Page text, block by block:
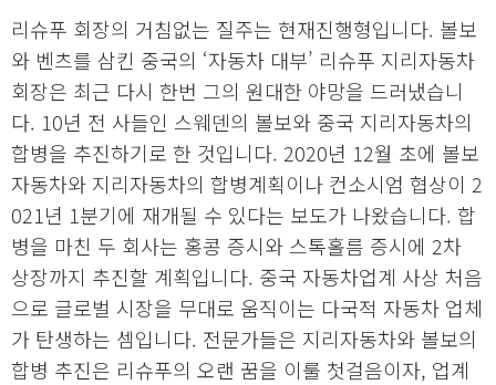
리슈푸 회장의 거침없는 질주는 현재진행형입니다. 볼보
와 벤츠를 삼킨 중국의 ‘자동차 대부’ 리슈푸 지리자동차
회장은 최근 다시 한번 그의 원대한 야망을 드러냈습니
다. 10년 전 사들인 스웨덴의 볼보와 중국 지리자동차의
합병을 추진하기로 한 것입니다. 2020년 12월 초에 볼보
자동차와 지리자동차의 합병계획이나 컨소시엄 협상이 2
021년 1분기에 재개될 수 있다는 보도가 나왔습니다. 합
병을 마친 두 회사는 홍콩 증시와 스톡홀름 증시에 2차
상장까지 추진할 계획입니다. 중국 자동차업계 사상 처음
으로 글로벌 시장을 무대로 움직이는 다국적 자동차 업체
가 탄생하는 셈입니다. 전문가들은 지리자동차와 볼보의
합병 추진은 리슈푸의 오랜 꿈을 이룰 첫걸음이자, 업계